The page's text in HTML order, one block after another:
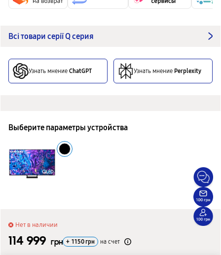
Всі товари серії Q серия
Узнать мнение ChatGPT Узнать мнение Perplexity
Выберите параметры устройства
Нет в наличии
114 999 грн + 1150 грн на счет